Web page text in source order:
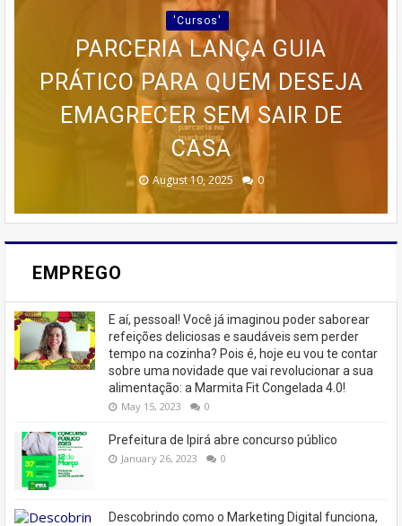
🚨 ÚLTIMAS VAGAS EM IPIRÁ!
🚨
February 23, 2026 0
'Cursos'
PARCERIA LANÇA GUIA
PRÁTICO PARA QUEM DESEJA
EMAGRECER SEM SAIR DE
CASA
August 10, 2025 0
🍰 TRANSFORME SUA PAIXÃO
POR BOLOS EM RENDA COM O
CURSO DA CASA DOS BOLOS
CASEIROS!
June 13, 2025 0
PROGRAMA AVANÇADO DE
TREINAMENTO DA MEMÓRIA
July 07, 2023 0
IMAGINE TER ACESSO A UM
CURSO COMPLETO, QUE VAI
DESDE AS BASES ATÉ AS
ESTRATÉGIAS AVANÇADAS DE
MARKETING 6.0.
June 07, 2023 0
EMPREGO
E aí, pessoal! Você já imaginou poder saborear
refeições deliciosas e saudáveis ​​sem perder
tempo na cozinha? Pois é, hoje eu vou te contar
sobre uma novidade que vai revolucionar a sua
alimentação: a Marmita Fit Congelada 4.0!
May 15, 2023 0
Prefeitura de Ipirá abre concurso público
January 26, 2023 0
Descobrindo como o Marketing Digital funciona,